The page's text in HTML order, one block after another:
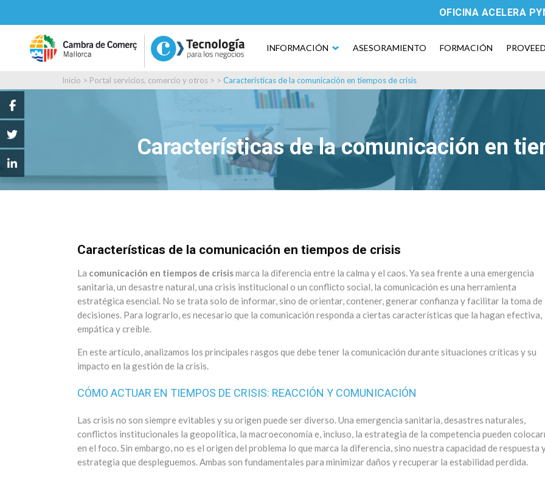
OFICINA ACELERA
INFORMACIÓN ASESORAMIENTO FORMACIÓN
Inicio > Portal servicios, comercio y otros > > Características de la comunicación en tiempos de crisis
Características de la comunicación en
Características de la comunicación en tiempos de crisis
La comunicación en tiempos de crisismarca la diferencia entre la calma y el caos. Ya sea frente a una emergencia
sanitaria, un desastre natural, una crisis institucional o un conflicto social, la comunicación es una herramienta
estratégica esencial. No se trata solo de informar, sino de orientar, contener, generar confianza y facilitar la toma de
decisiones. Para lograrlo, es necesario que la comunicación responda a ciertas características que la hagan efectiva,
empática y creíble.
En este artículo, analizamos los principales rasgos que debe tener la comunicación durante situaciones críticas y su
impacto en la gestión de la crisis.
CÓMO ACTUAR EN TIEMPOS DE CRISIS: REACCIÓN Y COMUNICACIÓN
Las crisis no son siempre evitables y su origen puede ser diverso. Una emergencia sanitaria, desastres naturales,
conflictos institucionales la geopolítica, la macroeconomía e, incluso, la estrategia de la competencia pueden
en el foco. Sin embargo, no es el origen del problema lo que marca la diferencia, sino nuestra capacidad de respuesta
estrategia que despleguemos. Ambas son fundamentales para minimizar daños y recuperar la estabilidad perdida.